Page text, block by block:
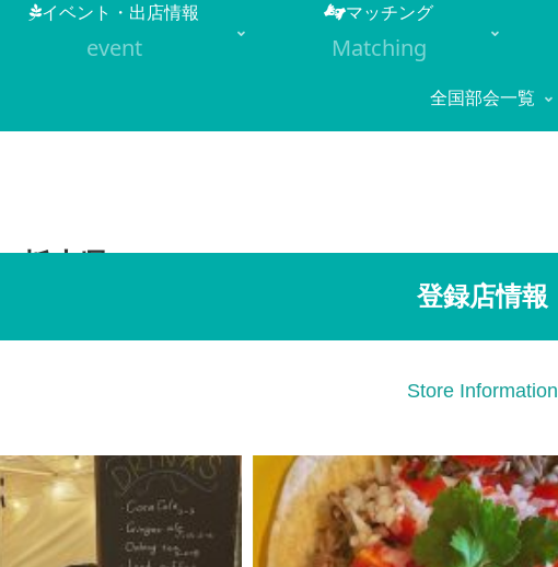
イベント・出店情報
event
マッチング
Matching
全国部会一覧
栃木県）
登録店情報
Store Information